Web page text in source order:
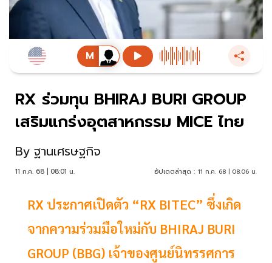
RX ร่วมทุน BHIRAJ BURI GROUP
เสริมแกร่งอุตสาหกรรม MICE ไทย
By ฐานเศรษฐกิจ
11 ก.ค. 68 | 08:01 น. อัปเดตล่าสุด : 11 ก.ค. 68 | 08:06 น.
RX ประกาศเปิดตัว “RX BITEC” ซึ่งเกิด
จากความร่วมมือใหม่กับ BHIRAJ BURI
GROUP (BBG) เจ้าของศูนย์นิทรรศการ